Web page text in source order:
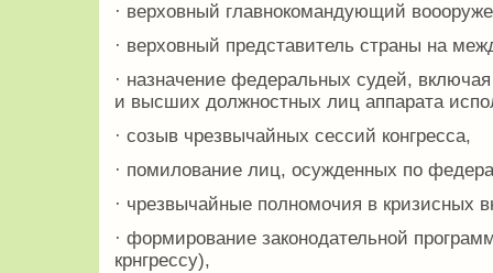
· верховный главнокомандующий
· верховный представитель страны на
· назначение федеральных судей,
и высших должностных лиц аппарата
· созыв чрезвычайных сессий конгресса,
· помилование лиц, осужденных по
· чрезвычайные полномочия в кризисных
· формирование законодательной
крнгрессу),